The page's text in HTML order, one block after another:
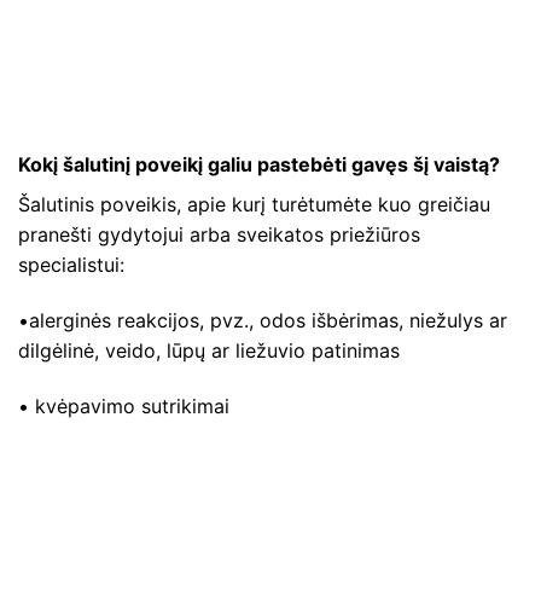
Kokį šalutinį poveikį galiu pastebėti gavęs šį vaistą?
Šalutinis poveikis, apie kurį turėtumėte kuo greičiau
pranešti gydytojui arba sveikatos priežiūros
specialistui:
•alerginės reakcijos, pvz., odos išbėrimas, niežulys ar
dilgėlinė, veido, lūpų ar liežuvio patinimas
• kvėpavimo sutrikimai